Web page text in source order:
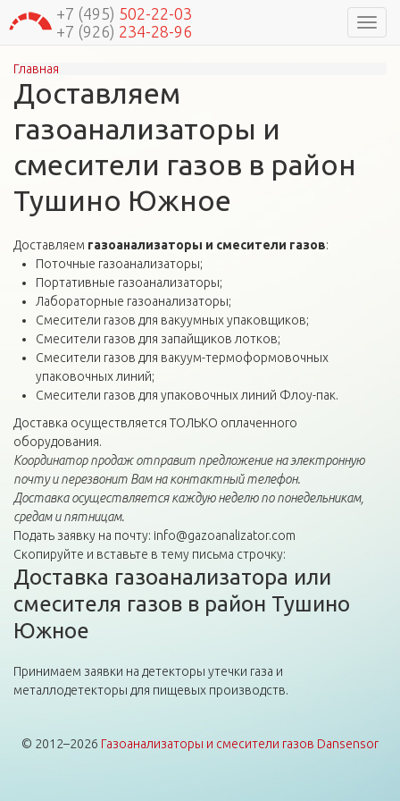
+7 (495) 502-22-03
+7 (926) 234-28-96
Вы здесь
Главная
Доставляем
газоанализаторы и
смесители газов в район
Тушино Южное
Доставляем газоанализаторы и смесители газов:
Поточные газоанализаторы;
Портативные газоанализаторы;
Лабораторные газоанализаторы;
Смесители газов для вакуумных упаковщиков;
Смесители газов для запайщиков лотков;
Смесители газов для вакуум-термоформовочных
упаковочных линий;
Смесители газов для упаковочных линий Флоу-пак.
Доставка осуществляется ТОЛЬКО оплаченного
оборудования.
Координатор продаж отправит предложение на электронную
почту и перезвонит Вам на контактный телефон.
Доставка осуществляется каждую неделю по понедельникам,
средам и пятницам.
Подать заявку на почту: info@gazoanalizator.com
Скопируйте и вставьте в тему письма строчку:
Доставка газоанализатора или
смесителя газов в район Тушино
Южное
Принимаем заявки на детекторы утечки газа и
металлодетекторы для пищевых производств.
© 2012–2026 Газоанализаторы и смесители газов Dansensor